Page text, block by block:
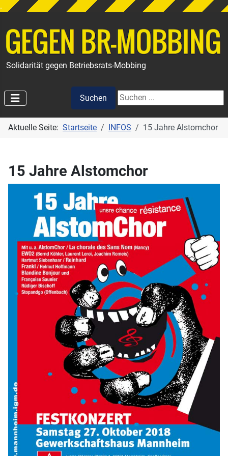
.
Solidarität gegen Betriebsrats-Mobbing
Suchen
Suchen
Aktuelle Seite: Startseite INFOS 15 Jahre Alstomchor
15 Jahre Alstomchor